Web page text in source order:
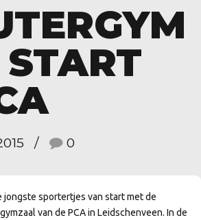
0
jongste sportertjes van start met de
van de PCA in Leidschenveen. In de